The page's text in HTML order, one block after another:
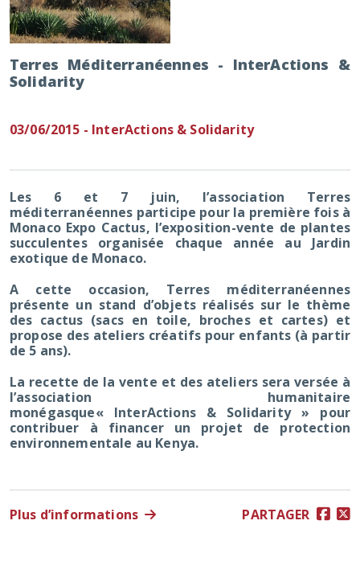
Terres Méditerranéennes - InterActions &
Solidarity
03/06/2015 - InterActions & Solidarity
Les 6 et 7 juin, l’association Terres
méditerranéennes participe pour la première fois à
Monaco Expo Cactus, l’exposition-vente de plantes
succulentes organisée chaque année au Jardin
exotique de Monaco.
A cette occasion, Terres méditerranéennes
présente un stand d’objets réalisés sur le thème
des cactus (sacs en toile, broches et cartes) et
propose des ateliers créatifs pour enfants (à partir
de 5 ans).
La recette de la vente et des ateliers sera versée à
l’association humanitaire
monégasque« InterActions & Solidarity » pour
contribuer à financer un projet de protection
environnementale au Kenya.
Plus d’informations PARTAGER